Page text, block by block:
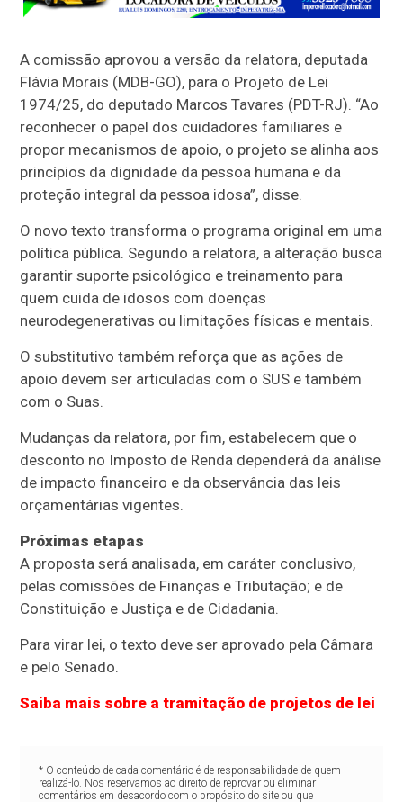
A comissão aprovou a versão da relatora, deputada
Flávia Morais (MDB-GO), para o Projeto de Lei
1974/25, do deputado Marcos Tavares (PDT-RJ). “Ao
reconhecer o papel dos cuidadores familiares e
propor mecanismos de apoio, o projeto se alinha aos
princípios da dignidade da pessoa humana e da
proteção integral da pessoa idosa”, disse.
O novo texto transforma o programa original em uma
política pública. Segundo a relatora, a alteração busca
garantir suporte psicológico e treinamento para
quem cuida de idosos com doenças
neurodegenerativas ou limitações físicas e mentais.
Osubstitutivo também reforça que as ações de
apoio devem ser articuladas com o SUS e também
com o Suas.
Mudanças da relatora, por fim, estabelecem que o
desconto no Imposto de Renda dependerá da análise
de impacto financeiro e da observância das leis
orçamentárias vigentes.
Próximas etapas
A proposta será analisada, em caráter conclusivo,
pelas comissões de Finanças e Tributação; e de
Constituição e Justiça e de Cidadania.
Para virar lei, o texto deve ser aprovado pela Câmara
e pelo Senado.
Saiba mais sobre a tramitação de projetos de lei
* O conteúdo de cada comentário é de responsabilidade de quem
realizá-lo. Nos reservamos ao direito de reprovar ou eliminar
comentários em desacordo com o propósito do site ou que